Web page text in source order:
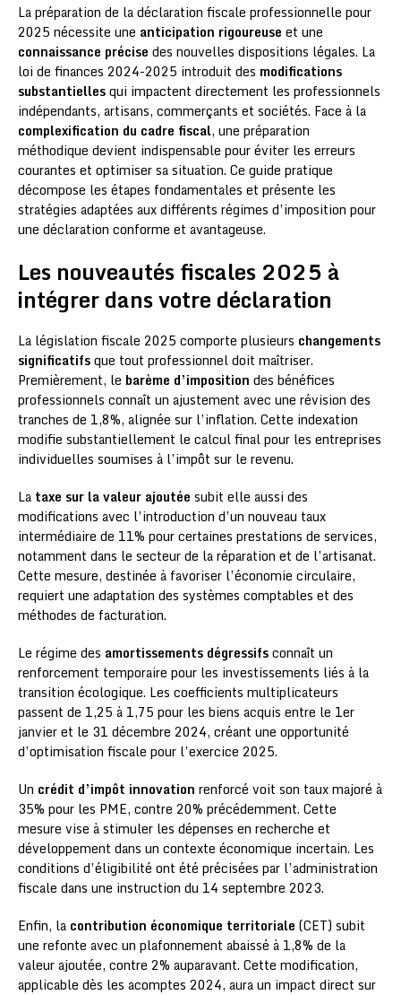
La préparation de la déclaration fiscale professionnelle pour
2025 nécessite une anticipation rigoureuse et une
connaissance précise des nouvelles dispositions légales. La
loi de finances 2024-2025 introduit des modifications
substantiellesqui impactent directement les professionnels
indépendants, artisans, commerçants et sociétés. Face à la
complexification du cadre fiscal, une préparation
méthodique devient indispensable pour éviter les erreurs
courantes et optimiser sa situation. Ce guide pratique
décompose les étapes fondamentales et présente les
stratégies adaptées aux différents régimes d’imposition pour
une déclaration conforme et avantageuse.
Les nouveautés fiscales 2025 à
intégrer dans votre déclaration
La législation fiscale 2025 comporte plusieurs changements
significatifsque tout professionnel doit maîtriser.
Premièrement, le barème d’imposition des bénéfices
professionnels connaît un ajustement avec une révision des
tranches de 1,8%, alignée sur l’inflation. Cette indexation
modifie substantiellement le calcul final pour les entreprises
individuelles soumises à l’impôt sur le revenu.
La taxe sur la valeur ajoutée subit elle aussi des
modifications avec l’introduction d’un nouveau taux
intermédiaire de 11% pour certaines prestations de services,
notamment dans le secteur de la réparation et de l’artisanat.
Cette mesure, destinée à favoriser l’économie circulaire,
requiert une adaptation des systèmes comptables et des
méthodes de facturation.
Le régime des amortissements dégressifsconnaît un
renforcement temporaire pour les investissements liés à la
transition écologique. Les coefficients multiplicateurs
passent de 1,25 à 1,75 pour les biens acquis entre le 1er
janvier et le 31 décembre 2024, créant une opportunité
d’optimisation fiscale pour l’exercice 2025.
Un crédit d’impôt innovation renforcé voit son taux majoré à
35% pour les PME, contre 20% précédemment. Cette
mesure vise à stimuler les dépenses en recherche et
développement dans un contexte économique incertain. Les
conditions d’éligibilité ont été précisées par l’administration
fiscale dans une instruction du 14 septembre 2023.
Enfin, la contribution économique territoriale (CET) subit
une refonte avec un plafonnement abaissé à 1,8% de la
valeur ajoutée, contre 2% auparavant. Cette modification,
applicable dès les acomptes 2024, aura un impact direct sur